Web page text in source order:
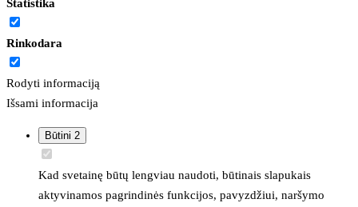
Statistika
Rinkodara
Rodyti informaciją
Išsami informacija
Būtini 2
Kad svetainę būtų lengviau naudoti, būtinais slapukais
aktyvinamos pagrindinės funkcijos, pavyzdžiui, naršymo